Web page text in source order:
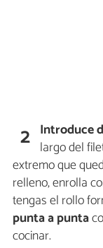
2 Introduce
largo del
extremo que
relleno, enrolla
tengas el rollo
punta a punta
cocinar.